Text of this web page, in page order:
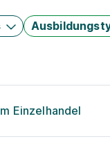
Einzelhandel